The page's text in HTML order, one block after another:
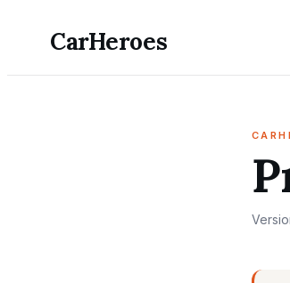
CarHeroes